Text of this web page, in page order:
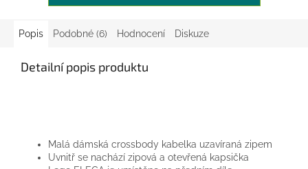
Popis Podobné (6) Hodnocení Diskuze
Detailní popis produktu
Malá dámská crossbody kabelka uzavíraná zipem
Uvnitř se nachází zipová a otevřená kapsička